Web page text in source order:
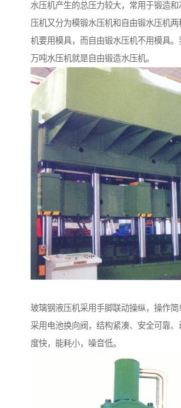
水压机产生的总压力较大，常用于锻造
压机又分为模锻水压机和自由锻水压机两
机要用模具，而自由锻水压机不用模具。
万吨水压机就是自由锻造水压机。
玻璃钢液压机采用手脚联动操纵，操作
采用电池换向阀，结构紧凑、安全可靠
度快，能耗小，噪音低。